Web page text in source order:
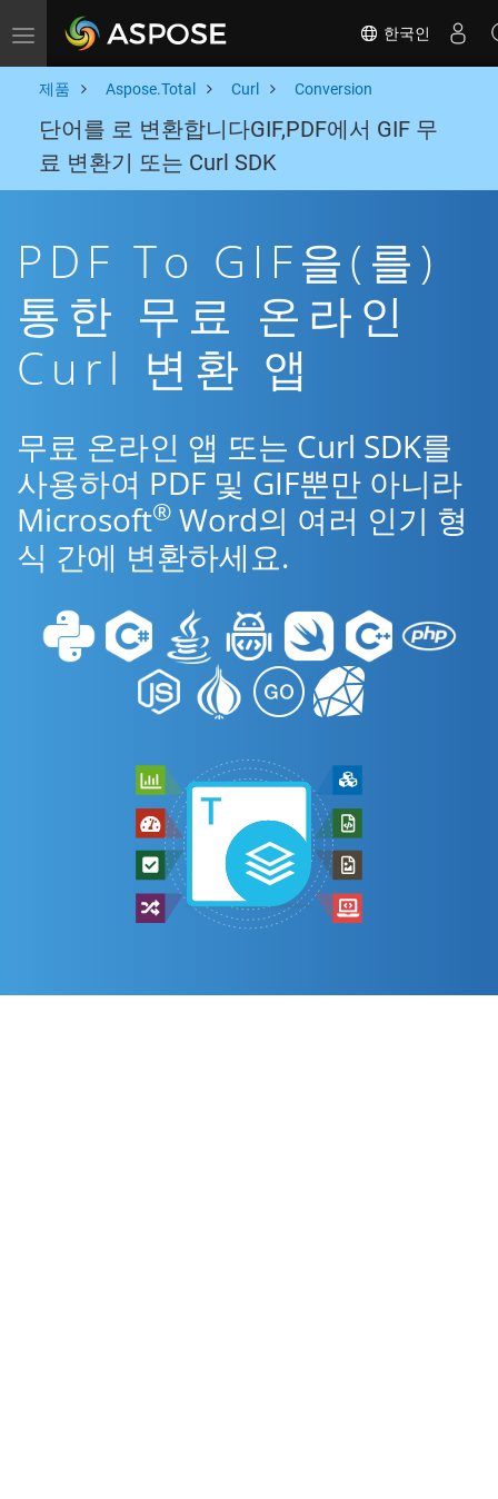
Toggle navigation 한국인
제품 Aspose.Total Curl Conversion
단어를 로 변환합니다GIF,PDF에서 GIF 무
료 변환기 또는 Curl SDK
PDF To GIF을(를)
통한 무료 온라인
Curl 변환 앱
무료 온라인 앱 또는 Curl SDK를
사용하여 PDF 및 GIF뿐만 아니라
Microsoft® Word의 여러 인기 형
식 간에 변환하세요.